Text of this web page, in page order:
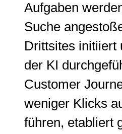
Aufgaben
Suche
Drittsites initiiert
der KI
Customer
weniger Klicks
führen, etabliert